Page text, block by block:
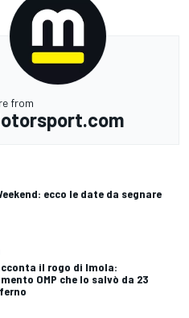
from
ecco le date da segnare
il rogo di Imola:
OMP che lo salvò da 23